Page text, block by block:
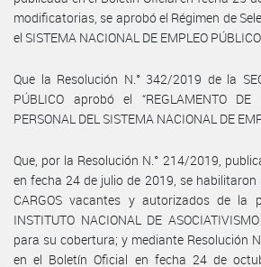
modificatorias, se aprobó el Régimen de
el SISTEMA NACIONAL DE EMPLEO PÚBLICO.
Que la Resolución N.° 342/2019 de la
PÚBLICO aprobó el “REGLAMENTO DE
PERSONAL DEL SISTEMA NACIONAL DE
Que, por la Resolución N.° 214/2019,
en fecha 24 de julio de 2019, se habilitaron
CARGOS vacantes y autorizados de la
INSTITUTO NACIONAL DE
para su cobertura; y mediante Resolución
en el Boletín Oficial en fecha 24 de